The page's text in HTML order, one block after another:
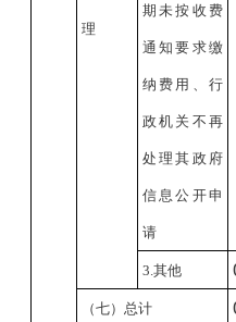
理
期未按收费
通知要求缴
纳费用、行
政机关不再
处理其政府
信息公开申
请
3. 其他
（七）总计